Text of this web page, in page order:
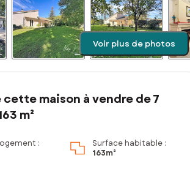
Voir plus de photos
maison à vendre de 7
m²
:
Surface habitable :
163m²